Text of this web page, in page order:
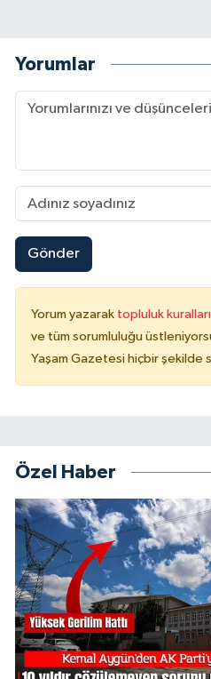
Yorumlar
Gönder
Yorum yazarak topluluk
ve tüm sorumluluğu
Yaşam Gazetesi hiçbir şekilde
Özel Haber